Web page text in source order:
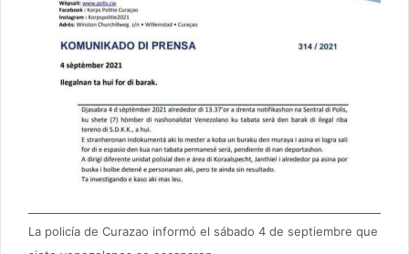
La policía de Curazao informó el sábado 4 de septiembre que